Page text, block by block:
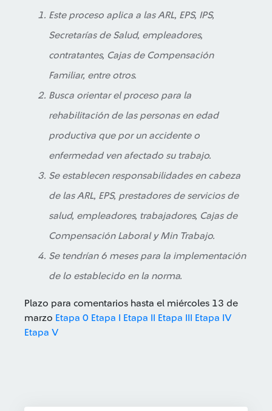
Este proceso aplica a las ARL, EPS, IPS,
Secretarías de Salud, empleadores,
contratantes, Cajas de Compensación
Familiar, entre otros.
Busca orientar el proceso para la
rehabilitación de las personas en edad
productiva que por un accidente o
enfermedad ven afectado su trabajo.
Se establecen responsabilidades en cabeza
de las ARL, EPS, prestadores de servicios de
salud, empleadores, trabajadores, Cajas de
Compensación Laboral y Min Trabajo.
Se tendrían 6 meses para la implementación
de lo establecido en la norma.
Plazo para comentarios hasta el miércoles 13 de
marzo Etapa 0 Etapa I Etapa II Etapa III
Etapa IV
Etapa V